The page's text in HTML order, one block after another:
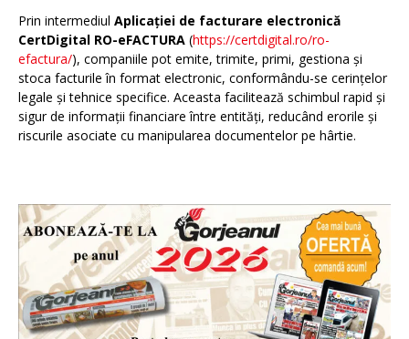
Prin intermediul Aplicației de facturare electronică
CertDigital RO-eFACTURA (https://certdigital.ro/ro-
efactura/), companiile pot emite, trimite, primi, gestiona și
stoca facturile în format electronic, conformându-se cerințelor
legale și tehnice specifice. Aceasta facilitează schimbul rapid și
sigur de informații financiare între entități, reducând erorile și
riscurile asociate cu manipularea documentelor pe hârtie.